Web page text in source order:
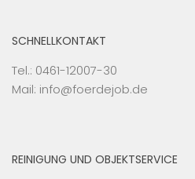
SCHNELLKONTAKT
Tel.: 0461-12007-30
Mail: info@foerdejob.de
REINIGUNG UND OBJEKTSERVICE